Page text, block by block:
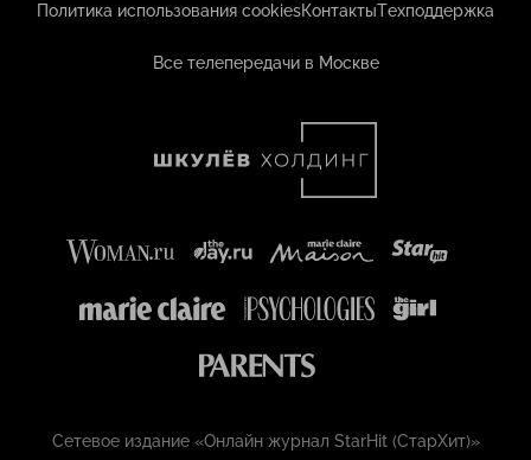
Политика использования cookiesКонтактыТехподдержка
Все телепередачи в Москве
Сетевое издание «Онлайн журнал StarHit (СтарХит)»